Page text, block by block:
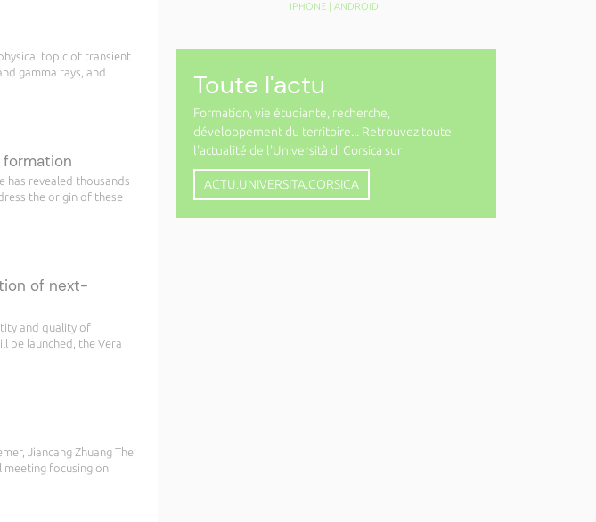
topic of transient
gamma rays, and
has revealed thousands
the origin of these
of next-
and quality of
be launched, the Vera
Jiancang Zhuang The
meeting focusing on
IPHONE |ANDROID
Toute l'actu
Formation, vie étudiante, recherche,
développement du territoire... Retrouvez toute
l'actualité de l'Università di Corsica sur
ACTU.UNIVERSITA.CORSICA